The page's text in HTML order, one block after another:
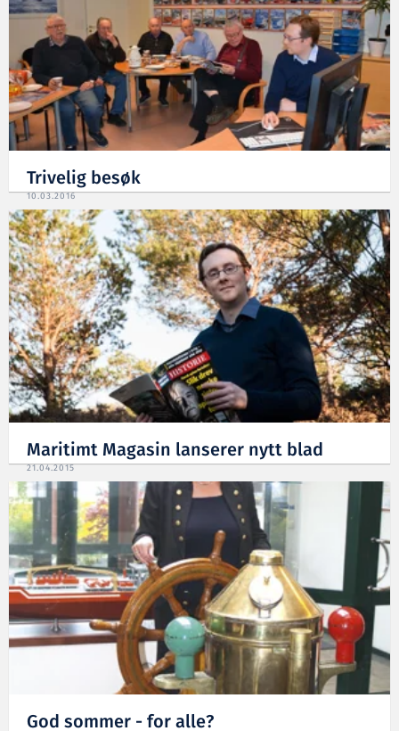
Trivelig besøk
10.03.2016
Maritimt Magasin lanserer nytt blad
21.04.2015
God sommer - for alle?